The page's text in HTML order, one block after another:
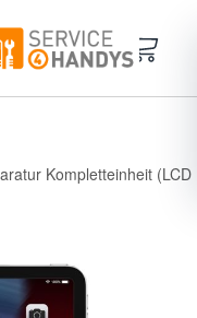
Kompletteinheit (LCD